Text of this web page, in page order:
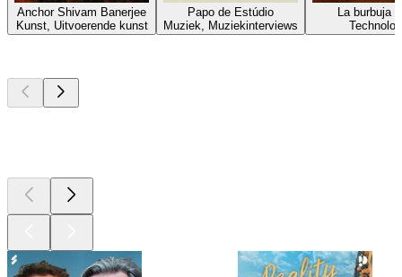
Anchor Shivam Banerjee
Kunst, Uitvoerende kunst
Papo de Estúdio
Muziek, Muziekinterviews
La burbuja